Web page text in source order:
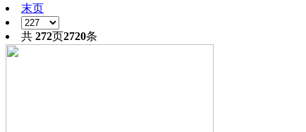
末页
共 272页2720条